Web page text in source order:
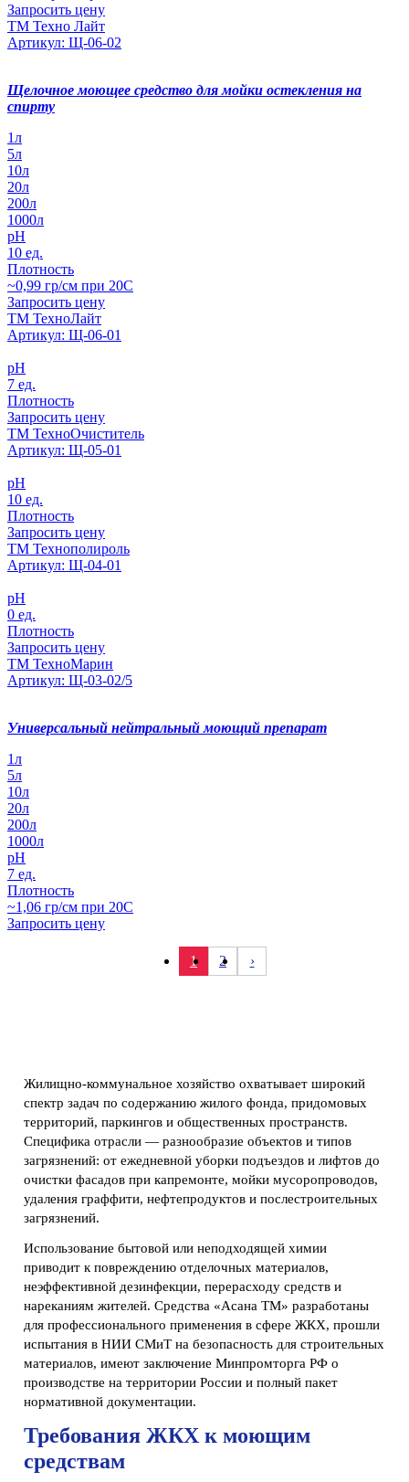
Запросить цену
ТМ Техно Лайт
Артикул: Щ-06-02
Щелочное моющее средство для мойки остекления на
спирту
1л
5л
10л
20л
200л
1000л
pH
10 ед.
Плотность
~0,99 гр/см при 20С
Запросить цену
ТМ ТехноЛайт
Артикул: Щ-06-01
pH
7 ед.
Плотность
Запросить цену
ТМ ТехноОчиститель
Артикул: Щ-05-01
pH
10 ед.
Плотность
Запросить цену
ТМ Технополироль
Артикул: Щ-04-01
pH
0 ед.
Плотность
Запросить цену
ТМ ТехноМарин
Артикул: Щ-03-02/5
Универсальный нейтральный моющий препарат
1л
5л
10л
20л
200л
1000л
pH
7 ед.
Плотность
~1,06 гр/см при 20С
Запросить цену
1 2 ›
Жилищно-коммунальное хозяйство охватывает широкий
спектр задач по содержанию жилого фонда, придомовых
территорий, паркингов и общественных пространств.
Специфика отрасли — разнообразие объектов и типов
загрязнений: от ежедневной уборки подъездов и лифтов до
очистки фасадов при капремонте, мойки мусоропроводов,
удаления граффити, нефтепродуктов и послестроительных
загрязнений.
Использование бытовой или неподходящей химии
приводит к повреждению отделочных материалов,
неэффективной дезинфекции, перерасходу средств и
нареканиям жителей. Средства «Асана ТМ» разработаны
для профессионального применения в сфере ЖКХ, прошли
испытания в НИИ СМиТ на безопасность для строительных
материалов, имеют заключение Минпромторга РФ о
производстве на территории России и полный пакет
нормативной документации.
Требования ЖКХ к моющим
средствам